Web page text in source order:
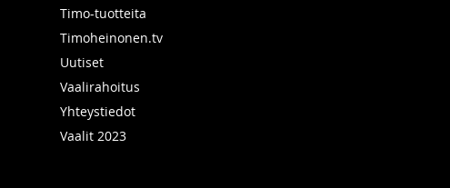
Timo-tuotteita
Timoheinonen.tv
Uutiset
Vaalirahoitus
Yhteystiedot
Vaalit 2023